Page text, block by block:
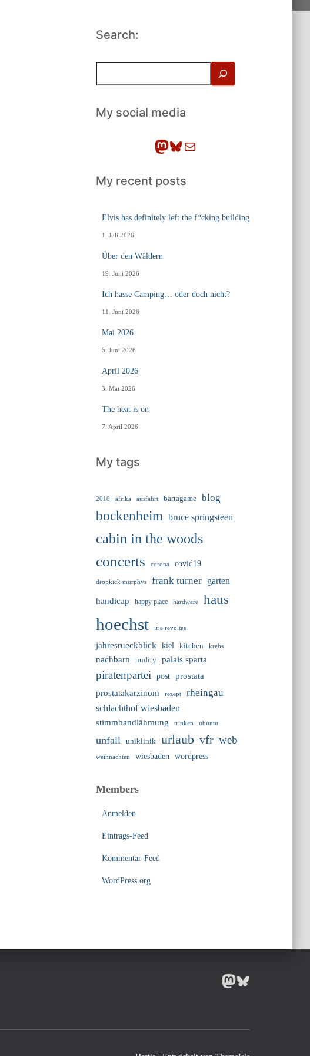
Search:
h
eMy social media
Mastodon Bluesky E-Mail
My recent posts
Elvis has definitely left the f*cking building
1. Juli 2026
Über den Wäldern
19. Juni 2026
Ich hasse Camping… oder doch nicht?
11. Juni 2026
Mai 2026
5. Juni 2026
April 2026
3. Mai 2026
The heat is on
7. April 2026
My tags
2010 afrika ausfahrt bartagame blog
bockenheim bruce springsteen
cabin in the woods
concerts
corona covid19
dropkick murphys frank turner
garten
handicap
happy place hardware haus
hoechst irie revoltes
jahresrueckblick kiel kitchen krebs
nachbarn nudity palais sparta
piratenpartei post
prostata
prostatakarzinom
rezept rheingau
schlachthof wiesbaden
stimmbandlähmung trinken ubuntu
unfall uniklinik urlaub vfr web
weihnachten wiesbaden wordpress
Members
Anmelden
Eintrags-Feed
Kommentar-Feed
WordPress.org
MASTODON